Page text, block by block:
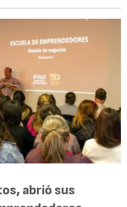
abrió sus